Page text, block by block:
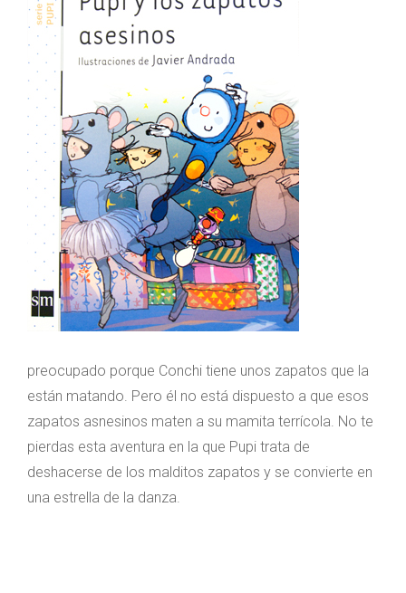
preocupado porque Conchi tiene unos zapatos que la
están matando. Pero él no está dispuesto a que esos
zapatos asnesinos maten a su mamita terrícola. No te
pierdas esta aventura en la que Pupi trata de
deshacerse de los malditos zapatos y se convierte en
una estrella de la danza.